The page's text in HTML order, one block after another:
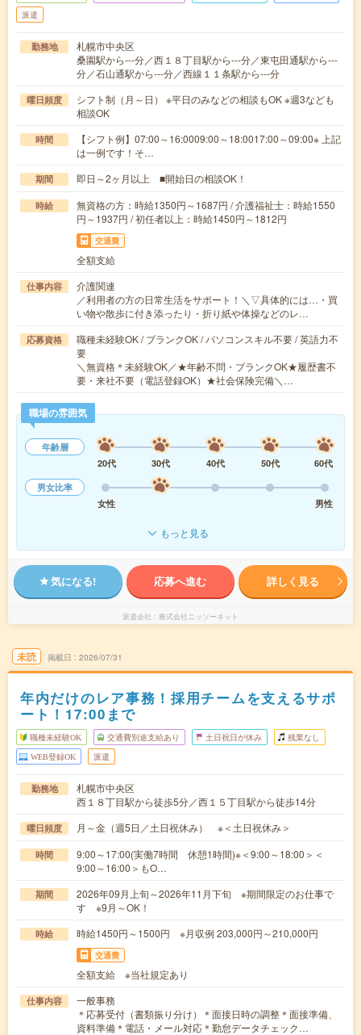
派遣
勤務地
札幌市中央区
桑園駅から---分／西１８丁目駅から---分／東屯田通駅から---
分／石山通駅から---分／西線１１条駅から---分
曜日頻度
シフト制（月～日） ※平日のみなどの相談もOK ※週3なども
相談OK
時間
【シフト例】07:00～16:0009:00～18:0017:00～09:00※ 上記
は一例です！そ…
期間 即日～2ヶ月以上 ■開始日の相談OK！
時給
無資格の方：時給1350円～1687円 / 介護福祉士：時給1550
円～1937円 / 初任者以上：時給1450円～1812円
交通費
全額支給
仕事内容
介護関連
／利用者の方の日常生活をサポート！＼▽具体的には…・買
い物や散歩に付き添ったり・折り紙や体操などのレ…
応募資格
職種未経験OK / ブランクOK / パソコンスキル不要 / 英語力不
要
＼無資格＊未経験OK／★年齢不問・ブランクOK★履歴書不
要・来社不要（電話登録OK）★社会保険完備＼…
職場の雰囲気
年齢層
20代
30代 40代 50代
60代
男女比率
女性
男性
もっと見る
気になる! 応募へ進む 詳しく見る
派遣会社 株式会社ニッソーネット
未読 掲載日 2026/07/31
年内だけのレア事務！採用チームを支えるサポ
ート！17:00まで
職種未経験OK 交通費別途支給あり 土日祝日が休み 残業なし
WEB登録OK 派遣
勤務地
札幌市中央区
西１８丁目駅から徒歩5分／西１５丁目駅から徒歩14分
曜日頻度 月～金（週5日／土日祝休み） ※＜土日祝休み＞
時間
9:00～17:00(実働7時間 休憩1時間)※＜9:00～18:00＞＜
9:00～16:00＞もO…
期間
2026年09月上旬～2026年11月下旬 ※期間限定のお仕事で
す ※9月～OK！
時給 時給1450円～1500円 ※月収例 203,000円～210,000円
交通費
全額支給 ※当社規定あり
仕事内容
一般事務
＊応募受付（書類振り分け）＊面接日時の調整＊面接準備、
資料準備＊電話・メール対応＊勤怠データチェック…